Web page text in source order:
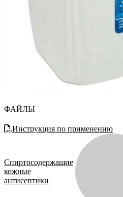
ФАЙЛЫ
Инструкция по применению
Спиртосодержащие
кожные
антисептики